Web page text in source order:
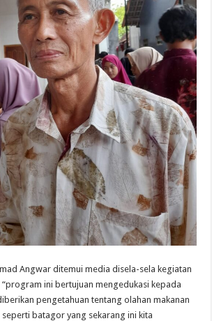
Angwar ditemui media disela-sela kegiatan
ini bertujuan mengedukasi kepada
pengetahuan tentang olahan makanan
batagor yang sekarang ini kita